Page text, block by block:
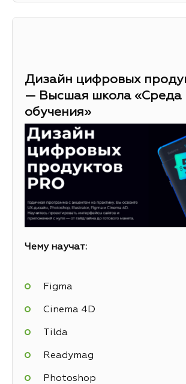
Дизайн цифровых
— Высшая школа «Среда
обучения»
Чему научат:
Figma
Cinema 4D
Tilda
Readymag
Photoshop